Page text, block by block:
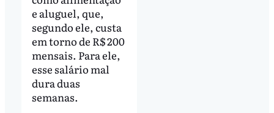
e aluguel, que,
segundo ele, custa
em torno de R$ 200
mensais. Para ele,
esse salário mal
dura duas
semanas.